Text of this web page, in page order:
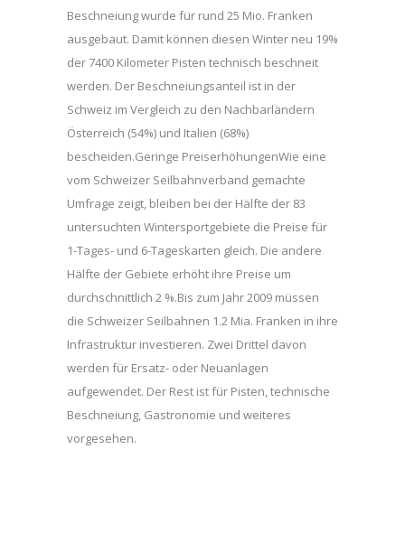
Beschneiung wurde für rund 25 Mio. Franken
ausgebaut. Damit können diesen Winter neu 19%
der 7400 Kilometer Pisten technisch beschneit
werden. Der Beschneiungsanteil ist in der
Schweiz im Vergleich zu den Nachbarländern
Österreich (54%) und Italien (68%)
bescheiden.Geringe PreiserhöhungenWie eine
vom Schweizer Seilbahnverband gemachte
Umfrage zeigt, bleiben bei der Hälfte der 83
untersuchten Wintersportgebiete die Preise für
1-Tages- und 6-Tageskarten gleich. Die andere
Hälfte der Gebiete erhöht ihre Preise um
durchschnittlich 2 %.Bis zum Jahr 2009 müssen
die Schweizer Seilbahnen 1.2 Mia. Franken in ihre
Infrastruktur investieren. Zwei Drittel davon
werden für Ersatz- oder Neuanlagen
aufgewendet. Der Rest ist für Pisten, technische
Beschneiung, Gastronomie und weiteres
vorgesehen.